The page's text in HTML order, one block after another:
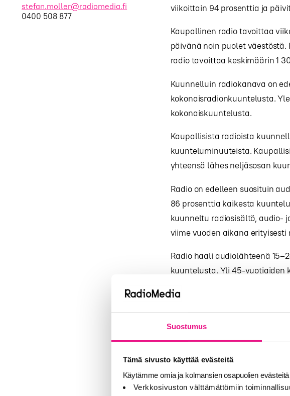
Suostumus
Tämä sivusto käyttää evästeitä
Käytämme omia ja kolmansien osapuolien
Verkkosivuston välttämättömiin
viikoittain 94 prosenttia ja
Kaupallinen radio tavoittaa
päivänä noin puolet
radio tavoittaa keskimäärin 1
Kuunnelluin radiokanava on
kokonaisradionkuuntelusta.
kokonaiskuuntelusta.
Kaupallisista radioista
kuunteluminuuteista.
yhteensä lähes neljäsosan
Radio on edelleen suosituin
86 prosenttia kaikesta
kuunneltu radiosisältö, audio-
viime vuoden aikana erityisesti
Radio haali audiolähteenä
kuuntelusta. Yli 45-vuotiaiden
tutkittiin
radionkuuntelua.
Radiovuoden tulokset löytyvät
osoitteesta:https://
stefan.moller@radiomedia.fi
0400 508 877